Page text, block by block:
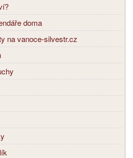
doma
na vanoce-silvestr.cz